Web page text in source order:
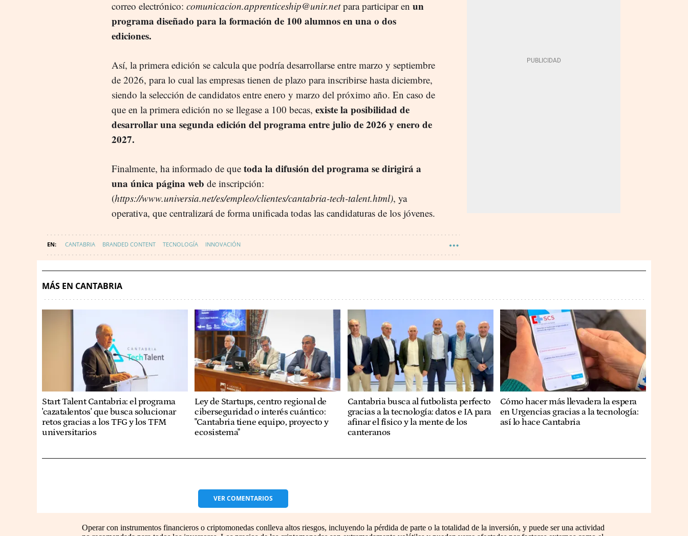
correo electrónico: comunicacion.apprenticeship@unir.netpara participar en un
programa diseñado para la formación de 100 alumnos en una o dos
ediciones.
Así, la primera edición se calcula que podría desarrollarse entre marzo y septiembre
de 2026, para lo cual las empresas tienen de plazo para inscribirse hasta diciembre,
siendo la selección de candidatos entre enero y marzo del próximo año. En caso de
que en la primera edición no se llegase a 100 becas, existe la posibilidad de
desarrollar una segunda edición del programa entre julio de 2026 y enero de
2027.
Finalmente, ha informado de que toda la difusión del programa se dirigirá a
una única página web de inscripción:
(https://www.universia.net/es/empleo/clientes/cantabria-tech-talent.html), ya
operativa, que centralizará de forma unificada todas las candidaturas de los jóvenes.
CANTABRIA BRANDED CONTENT TECNOLOGÍA INNOVACIÓN
MÁS EN CANTABRIA
Start Talent Cantabria: el programa
'cazatalentos' que busca solucionar
retos gracias a los TFG y los TFM
universitarios
Ley de Startups, centro regional de
ciberseguridad o interés cuántico:
"Cantabria tiene equipo, proyecto y
ecosistema"
Cantabria busca al futbolista perfecto
gracias a la tecnología: datos e IA para
afinar el físico y la mente de los
canteranos
Cómo hacer más llevadera la espera
en Urgencias gracias a la tecnología:
así lo hace Cantabria
VERCOMENTARIOS
Operar con instrumentos financieros o criptomonedas conlleva altos riesgos, incluyendo la pérdida de parte o la totalidad de la inversión, y puede ser una actividad